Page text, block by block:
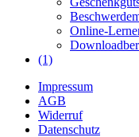
Online-
(1)
Impressum
AGB
Widerruf
Datenschutz